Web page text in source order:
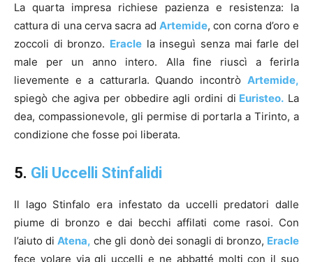
La quarta impresa richiese pazienza e resistenza: la
cattura di una cerva sacra ad Artemide, con corna d’oro e
zoccoli di bronzo. Eracle la inseguì senza mai farle del
male per un anno intero. Alla fine riuscì a ferirla
lievemente e a catturarla. Quando incontrò Artemide,
spiegò che agiva per obbedire agli ordini di Euristeo. La
dea, compassionevole, gli permise di portarla a Tirinto, a
condizione che fosse poi liberata.
5. Gli Uccelli Stinfalidi
Il lago Stinfalo era infestato da uccelli predatori dalle
piume di bronzo e dai becchi affilati come rasoi. Con
l’aiuto diAtena, che gli donò dei sonagli di bronzo, Eracle
fece volare via gli uccelli e ne abbatté molti con il suo